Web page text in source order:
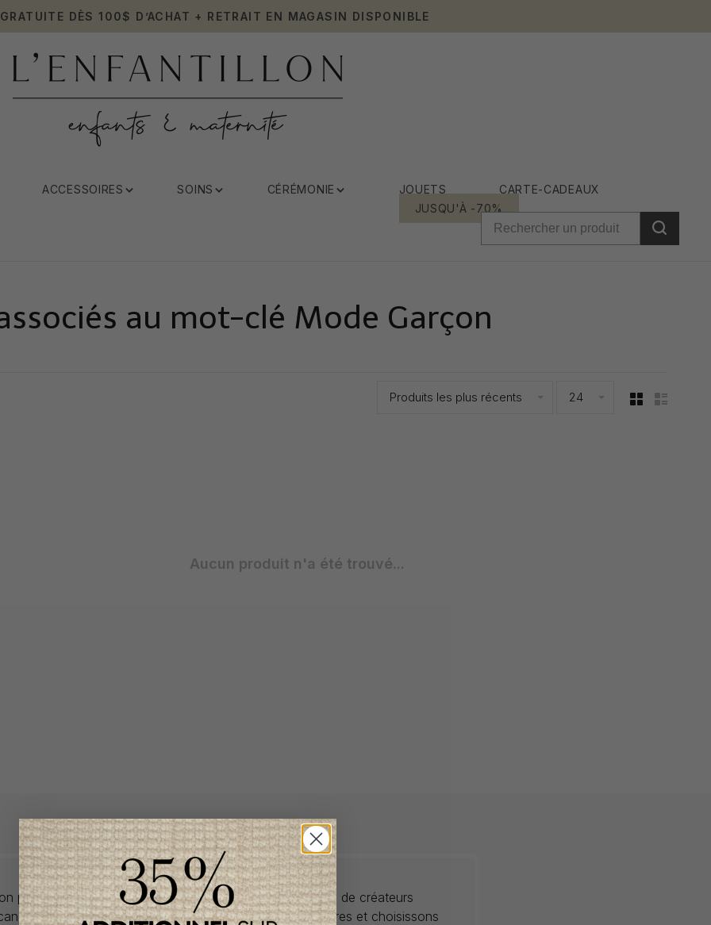
DÈS 100$ D’ACHAT + RETRAIT EN MAGASIN DISPONIBLE
ACCESSOIRES SOINS CÉRÉMONIE JOUETS
CARTE-CADEAUX
JUSQU'À -70%
au mot-clé Mode Garçon
Produits les plus récents 24
Aucun produit n'a été trouvé...
propose des collections pour de vêtements pour bébés de créateurs
à prix imbattables. Nous dénichons les perles rares et choisissons